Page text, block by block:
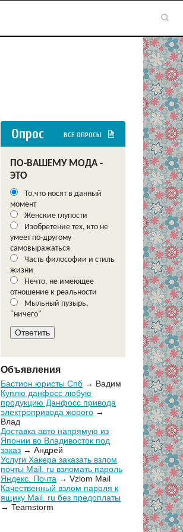
Опрос ВСЕ ОПРОСЫ
ПО-ВАШЕМУ МОДА -
ЭТО
То,что носят в данный
момент
Женские глупости
Изобретение тех, кто не
умеет по-другому
самовыражаться
Часть философии и стиль
жизни
Нечто, не имеющее
отношение к реальности
Мыльный пузырь,
"ничего"
Объявления
Бастион юристы Спб → Вадим
Куплю данфосс любую
продукцию Данфосс привода
электропривода жорого →
Влад
Доставка авто напрямую из
Японии во Владивосток под
заказ → Андрей
Услуги Хакера заказать взлом
почты Mail. ru взломать пароль
Яндекс. Почта → Vzlom Mail
Качественный взлом пароля к
ящику Mail. ru без предоплаты
→ Teamstorm